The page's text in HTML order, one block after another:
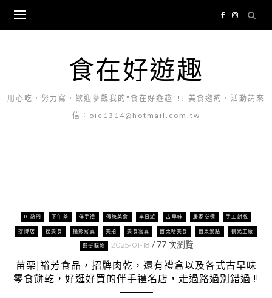
content
食在好遊趣
用心吃．努力寫．歡迎參觀我的"食在好遊趣"!! 美食邀約．活動請來
信：oie1314@hotmail.com.tw
IG熱門 下午茶 伴手禮 傳統美食 半日遊 古早味 居家必備 手工餅乾
排隊店 搜美食 攝影寫真 美拍 美食寫真 苗栗哈美食 苗栗景點 觀光工廠
逛街購物 2025-01-18 / 77次瀏覽
苗栗|裕芳食品，招牌肉乾，還有禮盒以及各式古早味
零食餅乾，好逛好買的伴手禮名店，走過路過別錯過 !!